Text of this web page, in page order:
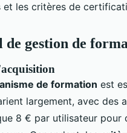
et les critères de
gestion de
de formation est
largement, avec des
8 € par utilisateur pour